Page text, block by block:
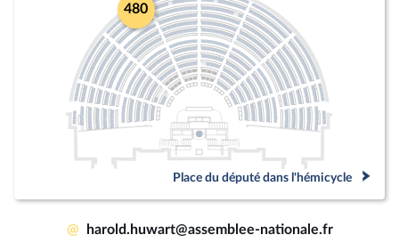
480
Place du député dans l'hémicycle
@ harold.huwart@assemblee-nationale.fr